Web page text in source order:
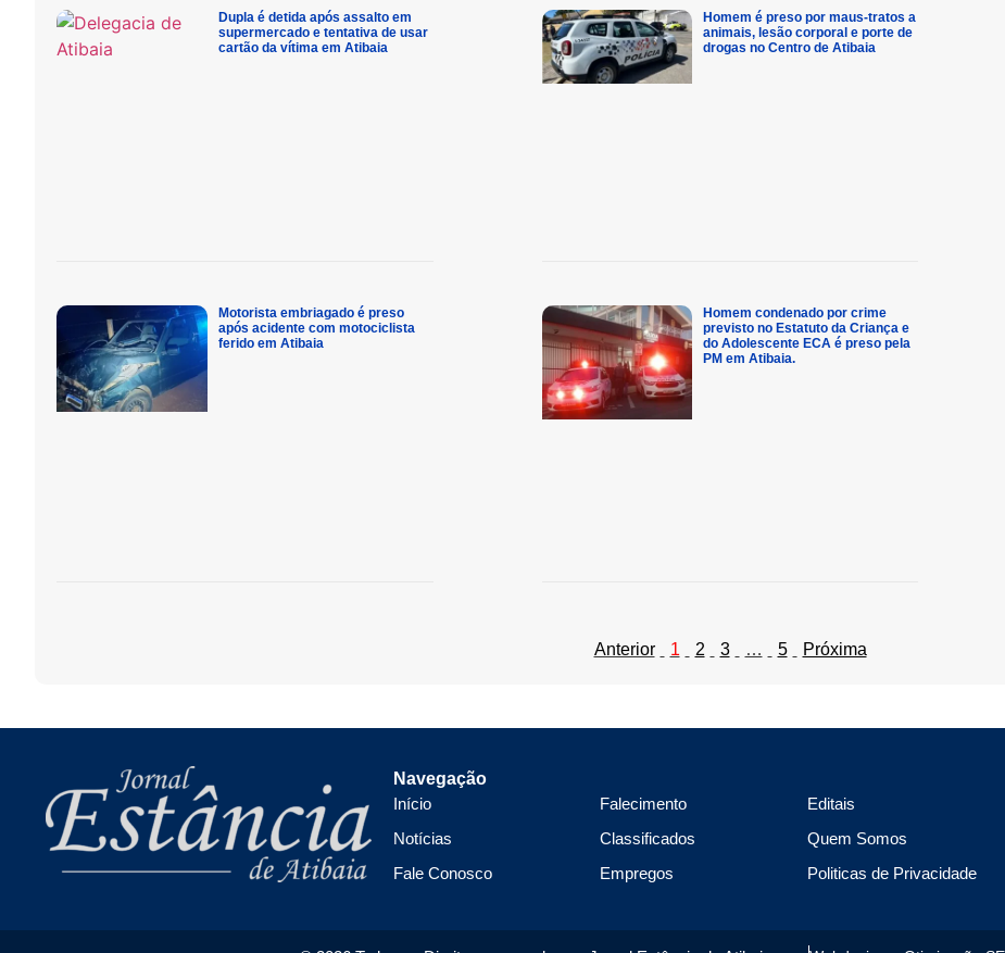
Dupla é detida após assalto em
supermercado e tentativa de usar
cartão da vítima em Atibaia
Homem é preso por maus-tratos a
animais, lesão corporal e porte de
drogas no Centro de Atibaia
Motorista embriagado é preso
após acidente com motociclista
ferido em Atibaia
Homem condenado por crime
previsto no Estatuto da Criança e
do Adolescente ECA é preso pela
PM em Atibaia.
Anterior 1 2 3 … 5 Próxima
Navegação
Início
Notícias
Fale Conosco
Falecimento
Classificados
Empregos
Editais
Quem Somos
Politicas de Privacidade